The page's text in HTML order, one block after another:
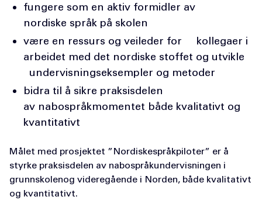
fungere som en aktiv formidler av
nordiske språk på skolen
være en ressurs og veileder for kollegaer i
arbeidet med det nordiske stoffet og utvikle
undervisningseksempler og metoder
bidra til å sikre praksisdelen
av nabospråkmomentet både kvalitativt og
kvantitativt
Målet med prosjektet ”Nordiskespråkpiloter” er å
styrke praksisdelen av nabospråkundervisningen i
grunnskolenog videregående i Norden, både kvalitativt
og kvantitativt.